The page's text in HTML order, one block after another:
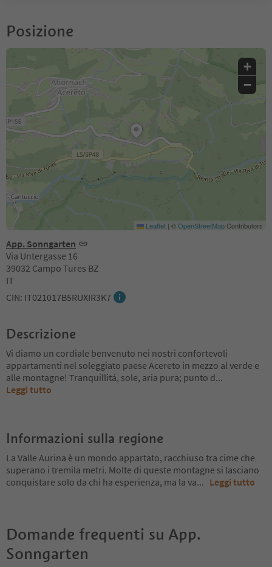
Posizione
App. Sonngarten
Via Untergasse 16
39032 Campo Tures BZ
IT
CIN: IT021017B5RUXIR3K7
+
−
Leaflet | ©OpenStreetMapContributors
Descrizione
Vi diamo un cordiale benvenuto nei nostri confortevoli
appartamenti nel soleggiato paese Acereto in mezzo al verde e
alle montagne! Tranquillitá, sole, aria pura; punto d...
Leggi tutto
Informazioni sulla regione
La Valle Aurina è un mondo appartato, racchiuso tra cime che
superano i tremila metri. Molte di queste montagne si lasciano
conquistare solo da chi ha esperienza, ma la va... Leggi tutto
Domande frequenti su App.
Sonngarten